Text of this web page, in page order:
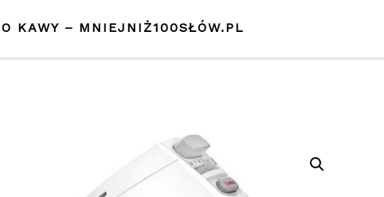
KAWY – MNIEJNIŻ100SŁÓW.PL